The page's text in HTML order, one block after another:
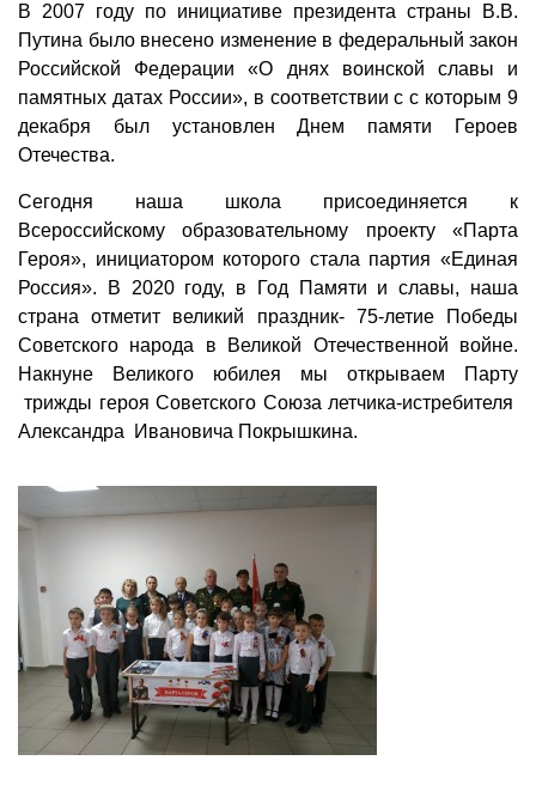
В 2007 году по инициативе президента страны В.В.
Путина было внесено изменение в федеральный закон
Российской Федерации «О днях воинской славы и
памятных датах России», в соответствии с с которым 9
декабря был установлен Днем памяти Героев
Отечества.
Сегодня наша школа присоединяется к
Всероссийскому образовательному проекту «Парта
Героя», инициатором которого стала партия «Единая
Россия». В 2020 году, в Год Памяти и славы, наша
страна отметит великий праздник- 75-летие Победы
Советского народа в Великой Отечественной войне.
Накнуне Великого юбилея мы открываем Парту
трижды героя Советского Союза летчика-истребителя
Александра Ивановича Покрышкина.